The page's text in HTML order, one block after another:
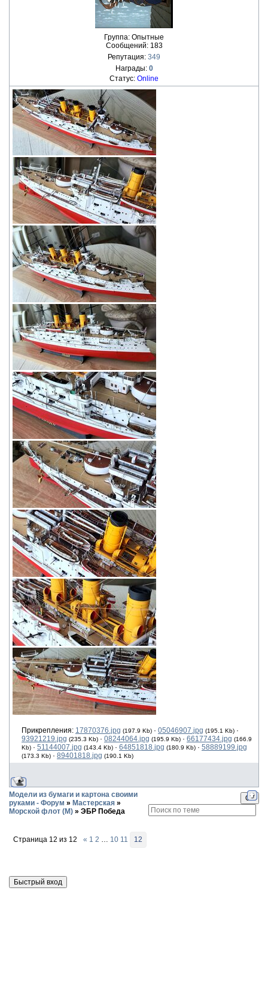
Группа: Опытные
Сообщений: 183
Репутация: 349
Награды: 0
Статус: Online
Прикрепления: 17870376.jpg (197.9 Kb) · 05046907.jpg (195.1 Kb) ·
93921219.jpg (235.3 Kb) · 08244064.jpg (195.9 Kb) · 66177434.jpg (166.9
Kb) · 51144007.jpg (143.4 Kb) · 64851818.jpg (180.9 Kb) · 58889199.jpg
(173.3 Kb) · 89401818.jpg (190.1 Kb)
Модели из бумаги и картона своими
руками - Форум » Мастерская »
Морской флот (М) » ЭБР Победа
Страница 12 из 12 « 1 2 … 10 11 12